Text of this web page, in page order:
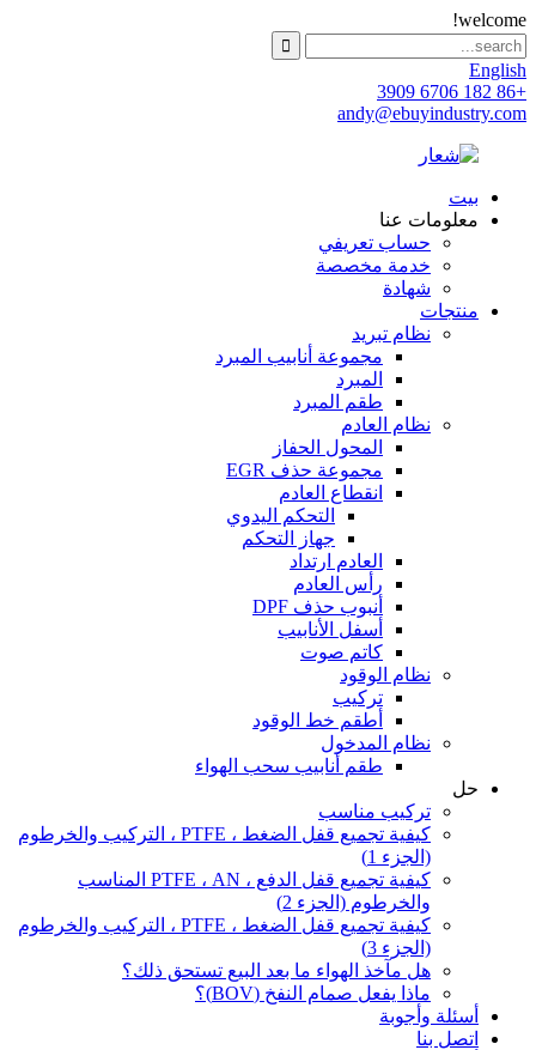
welcome!
English
+86 182 6706 3909
andy@ebuyindustry.com
بيت
معلومات عنا
حساب تعريفي
خدمة مخصصة
شهادة
منتجات
نظام تبريد
مجموعة أنابيب المبرد
المبرد
طقم المبرد
نظام العادم
المحول الحفاز
مجموعة حذف EGR
انقطاع العادم
التحكم اليدوي
جهاز التحكم
العادم ارتداد
رأس العادم
أنبوب حذف DPF
أسفل الأنابيب
كاتم صوت
نظام الوقود
تركيب
أطقم خط الوقود
نظام المدخول
طقم أنابيب سحب الهواء
حل
تركيب مناسب
كيفية تجميع قفل الضغط ، PTFE ، التركيب والخرطوم
(الجزء 1)
كيفية تجميع قفل الدفع ، PTFE ، AN المناسب
والخرطوم (الجزء 2)
كيفية تجميع قفل الضغط ، PTFE ، التركيب والخرطوم
(الجزء 3)
هل مآخذ الهواء ما بعد البيع تستحق ذلك؟
ماذا يفعل صمام النفخ (BOV)؟
أسئلة وأجوبة
اتصل بنا